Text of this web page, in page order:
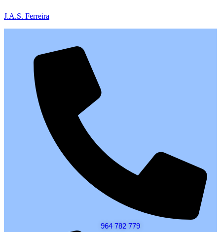
J.A.S. Ferreira
964 782 779